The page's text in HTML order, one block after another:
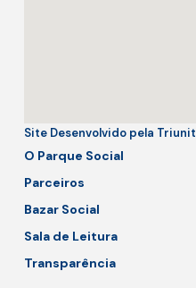
Site Desenvolvido pela Triunit
O Parque Social
Parceiros
Bazar Social
Sala de Leitura
Transparência